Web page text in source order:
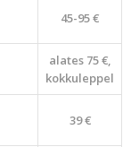
45-95 €
alates 75 €,
kokkuleppel
39 €